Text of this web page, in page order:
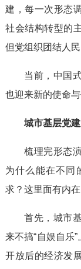
建，每一次形态
社会结构转型的
但党组织团结人
当前，中国
也迎来新的使命与
城市基层党
梳理完形态
为什么能在不同
求？这里面有内
首先，城市
来不搞“自娱自乐
开放后的经济发